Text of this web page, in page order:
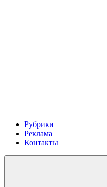
Рубрики
Реклама
Контакты